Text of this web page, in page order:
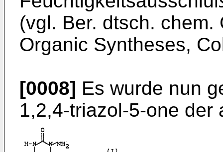
(vgl. Ber. dtsch.
Organic Syntheses,
[0008] Es wurde nun
1,2,4-triazol-5-­one der